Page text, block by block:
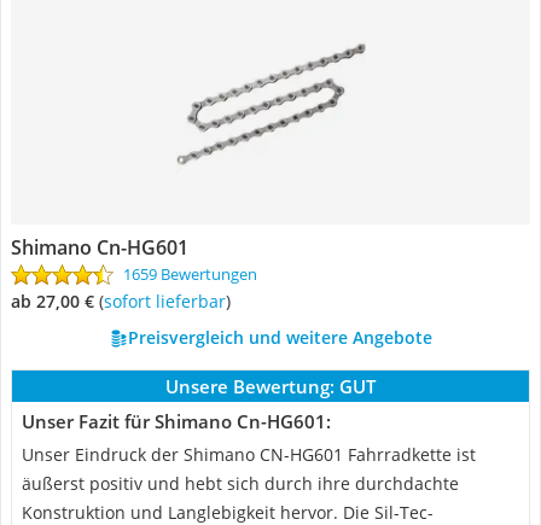
Shimano Cn-HG601
1659 Bewertungen
ab 27,00 € ( Sofort lieferbar)
Preisvergleich und weitere Angebote
Unsere Bewertung: GUT
Unser Fazit für Shimano Cn-HG601:
Unser Eindruck der Shimano CN-HG601 Fahrradkette ist
äußerst positiv und hebt sich durch ihre durchdachte
Konstruktion und Langlebigkeit hervor. Die Sil-Tec-